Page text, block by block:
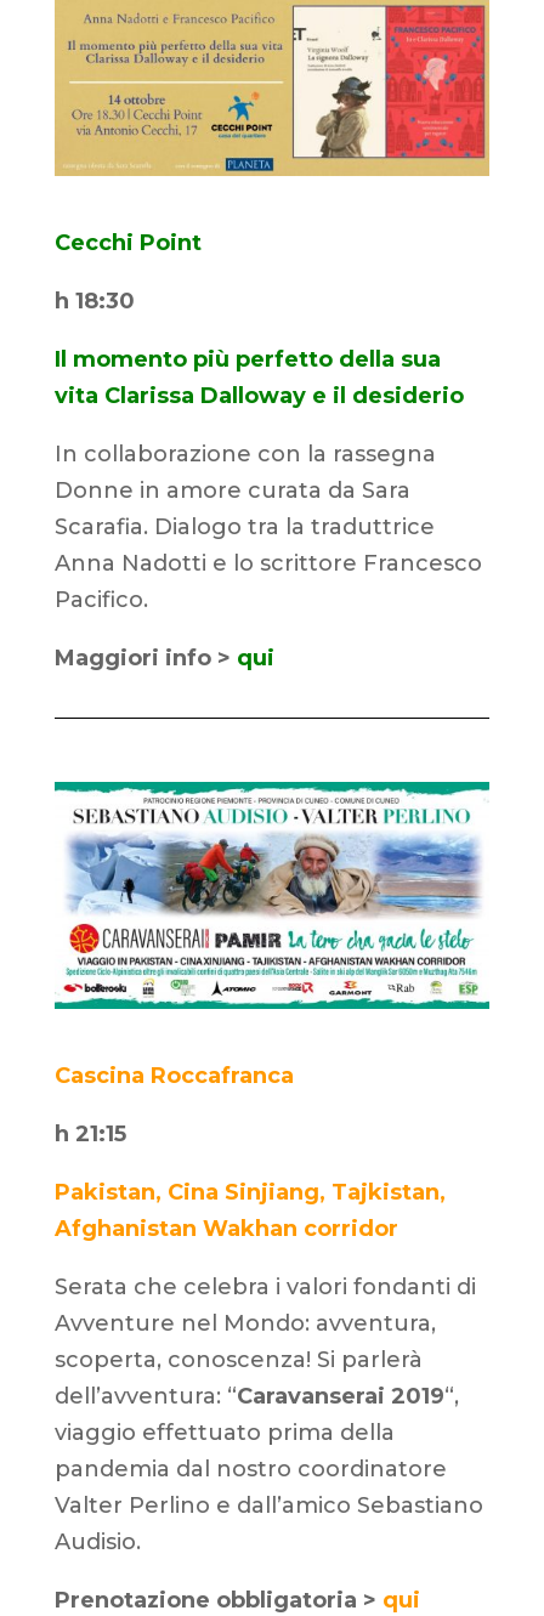
Cecchi Point
h 18:30
Il momento più perfetto della sua
vita Clarissa Dalloway e il desiderio
In collaborazione con la rassegna
Donne in amore curata da Sara
Scarafia. Dialogo tra la traduttrice
Anna Nadotti e lo scrittore Francesco
Pacifico.
Maggiori info > qui
Cascina Roccafranca
h 21:15
Pakistan, Cina Sinjiang, Tajkistan,
Afghanistan Wakhan corridor
Serata che celebra i valori fondanti di
Avventure nel Mondo: avventura,
scoperta, conoscenza! Si parlerà
dell’avventura: “Caravanserai 2019“,
viaggio effettuato prima della
pandemia dal nostro coordinatore
Valter Perlino e dall’amico Sebastiano
Audisio.
Prenotazione obbligatoria > qui